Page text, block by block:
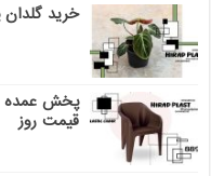
خرید
قیمت روز